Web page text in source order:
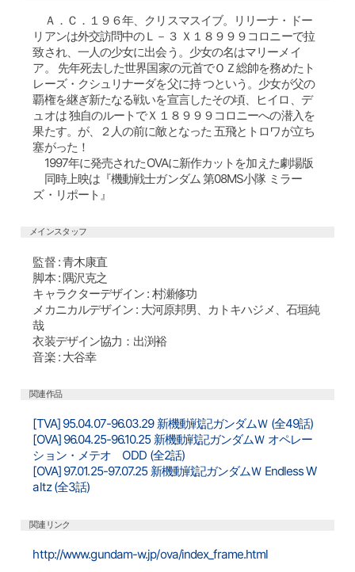
Ａ．Ｃ．１９６年、クリスマスイブ。リリーナ・ドー
リアンは外交訪問中のＬ－３ Ｘ１８９９９コロニーで拉
致され、一人の少女に出会う。少女の名はマリーメイ
ア。 先年死去した世界国家の元首でＯＺ総帥を務めたト
レーズ・クシュリナーダを父に持 つという。少女が父の
覇権を継ぎ新たなる戦いを宣言したその頃、ヒイロ、デ
ュオは 独自のルートでＸ１８９９９コロニーへの潜入を
果たす。が、２人の前に敵となった 五飛とトロワが立ち
塞がった！
1997年に発売されたOVAに新作カットを加えた劇場版
同時上映は『機動戦士ガンダム 第08MS小隊 ミラー
ズ・リポート』
メインスタッフ
監督 : 青木康直
脚本 : 隅沢克之
キャラクターデザイン : 村瀬修功
メカニカルデザイン : 大河原邦男、カトキハジメ、石垣純
哉
衣装デザイン協力：出渕裕
音楽 : 大谷幸
関連作品
[TVA] 95.04.07-96.03.29 新機動戦記ガンダムＷ (全49話)
[OVA] 96.04.25-96.10.25 新機動戦記ガンダムＷ オペレー
ション・メテオ ODD (全2話)
[OVA] 97.01.25-97.07.25 新機動戦記ガンダムＷ Endless W
altz (全3話)
関連リンク
http://www.gundam-w.jp/ova/index_frame.html